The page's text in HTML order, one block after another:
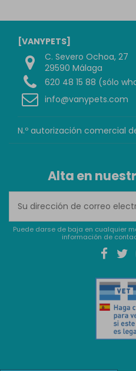
[VANYPETS]
C. Severo Ochoa, 27
29590 Málaga
620 48 15 88 (sólo
info@vanypets.com
N.º autorización comercial
Alta en
Puede darse de baja en cualquier
información de